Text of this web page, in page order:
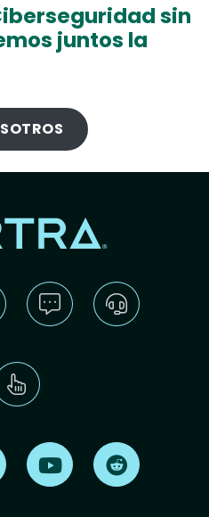
sin
juntos la
Find us on LinkedInFind us on Youtube